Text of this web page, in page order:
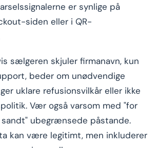
er synlige på
siden eller i QR-
sælgeren skjuler firmanavn, kun
beder om unødvendige
uklare refusionsvilkår eller ikke
Vær også varsom med "for
ubegrænsede påstande.
kan være legitimt, men inkluderer